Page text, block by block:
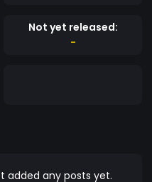
Not yet released:
-
added any posts yet.